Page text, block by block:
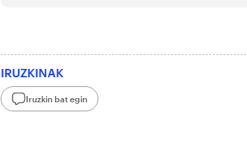
IRUZKINAK
Iruzkin bat egin